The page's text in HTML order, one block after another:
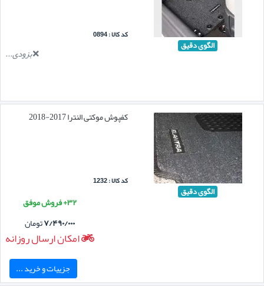
الگوی دقیق
کد کالا : 0894
بزودی...
الگوی دقیق
کفپوش موکتی النترا 2017-2018
کد کالا : 1232
۳۲+ فروش موفق
۷/۴۹۰/۰۰۰تومان
امکان ارسال روزانه
جزییات و خرید ...